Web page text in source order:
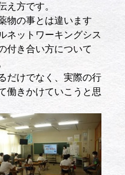
え方です。
物の事とは違います
ネットワーキングシス
付き合い方について
だけでなく、実際の行
働きかけていこうと思